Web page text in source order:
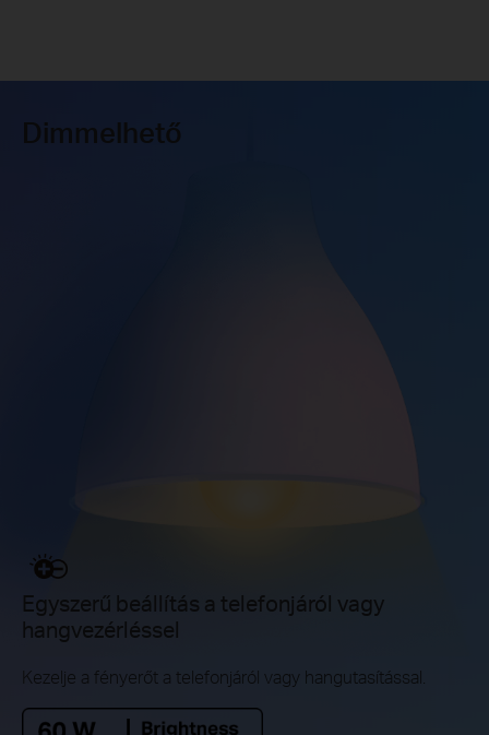
Dimmelhető
Egyszerű beállítás a telefonjáról vagy
hangvezérléssel
Kezelje a fényerőt a telefonjáról vagy hangutasítással.